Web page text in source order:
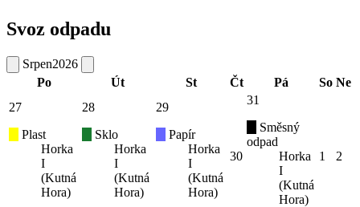
Svoz odpadu
Srpen2026
Po
Út St Čt Pá So Ne
27
Plast
Horka
I
(Kutná
Hora)
28
Sklo
Horka
I
(Kutná
Hora)
29
Papír
Horka
I
(Kutná
Hora)
30
31
Směsný
odpad
Horka
I
(Kutná
Hora)
1 2